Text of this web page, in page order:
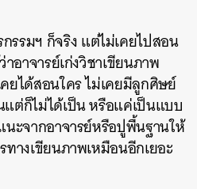
รรมฯ ก็จริง แต่ไม่เคยไปสอน
อาจารย์เก่งวิชาเขียนภาพ
ยได้สอนใคร ไม่เคยมีลูกศิษย์
ต่ก็ไม่ได้เป็น หรือแค่เป็นแบบ
นะจากอาจารย์หรือปูพื้นฐานให้
างเขียนภาพเหมือนอีกเยอะ